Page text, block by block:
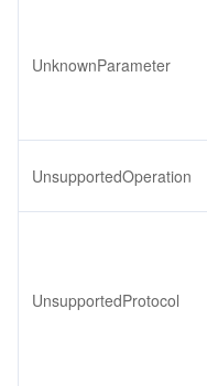
UnknownParameter
UnsupportedOperation
UnsupportedProtocol